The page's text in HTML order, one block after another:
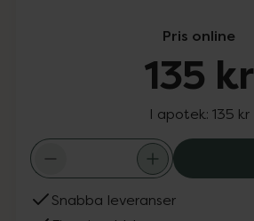
Pris online
135 kr
I apotek: 135 kr
Snabba leveranser